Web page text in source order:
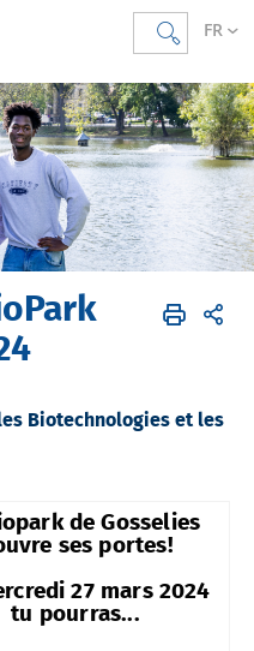
FR
Étudier à Charleroi
Biotechnologies et les
de Gosselies
ses portes!
27 mars 2024
tu pourras...